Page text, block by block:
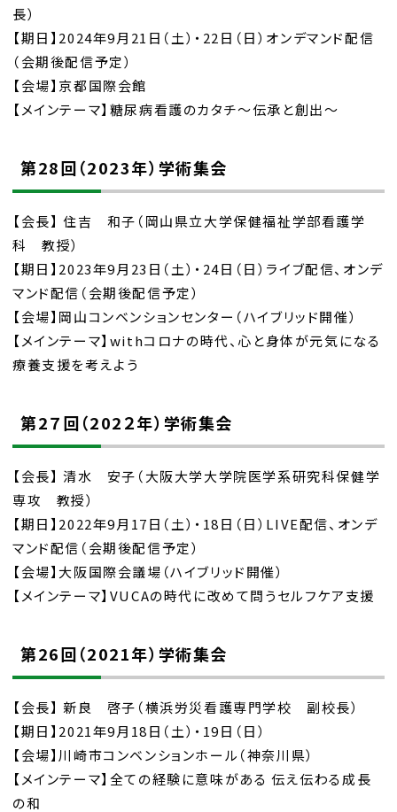
長）
【期日】2024年9月21日（土）・22日（日）オンデマンド配信
（会期後配信予定）
【会場】京都国際会館
【メインテーマ】糖尿病看護のカタチ～伝承と創出～
第28回（2023年）学術集会
【会長】 住吉 和子（岡山県立大学保健福祉学部看護学
科 教授）
【期日】2023年9月23日（土）・24日（日）ライブ配信、オンデ
マンド配信（会期後配信予定）
【会場】岡山コンベンションセンター（ハイブリッド開催）
【メインテーマ】withコロナの時代、心と身体が元気になる
療養支援を考えよう
第2７回（202２年）学術集会
【会長】 清水 安子（大阪大学大学院医学系研究科保健学
専攻 教授）
【期日】2022年9月17日（土）・18日（日）LIVE配信、オンデ
マンド配信（会期後配信予定）
【会場】大阪国際会議場（ハイブリッド開催）
【メインテーマ】VUCAの時代に改めて問うセルフケア支援
第26回（2021年）学術集会
【会長】 新良 啓子（横浜労災看護専門学校 副校長）
【期日】2021年9月18日（土）・19日（日）
【会場】川崎市コンベンションホール（神奈川県）
【メインテーマ】全ての経験に意味がある 伝え伝わる成長
の和